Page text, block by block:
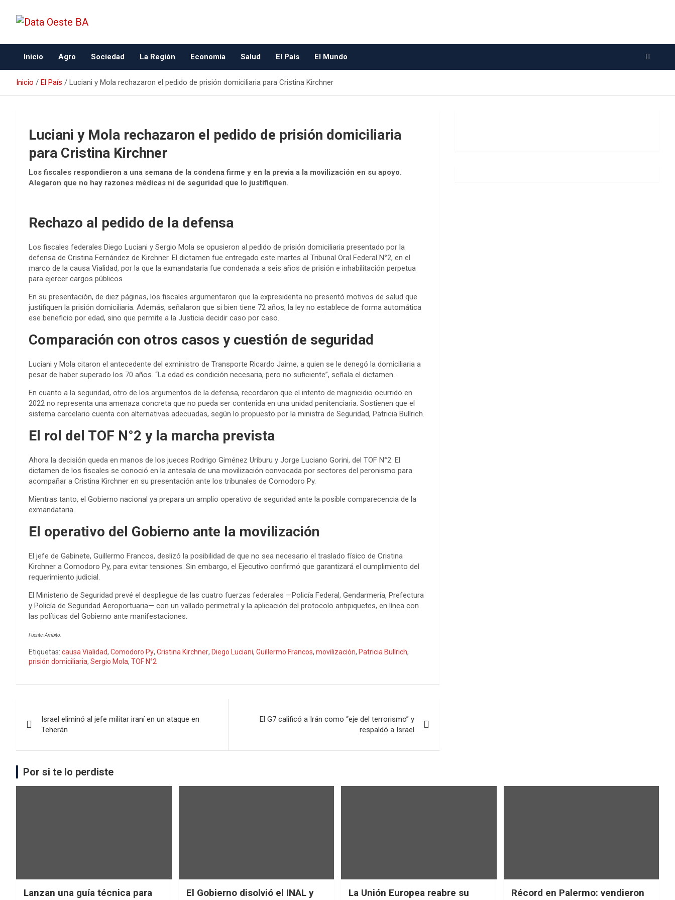
Data Oeste BA
Inicio Agro Sociedad La Región Economia Salud El País El Mundo
Inicio El País Luciani y Mola rechazaron el pedido de prisión domiciliaria para Cristina Kirchner
Luciani y Mola rechazaron el pedido de prisión domiciliaria
para Cristina Kirchner
Los fiscales respondieron a una semana de la condena firme y en la previa a la movilización en su apoyo.
Alegaron que no hay razones médicas ni de seguridad que lo justifiquen.
Rechazo al pedido de la defensa
Los fiscales federales Diego Luciani y Sergio Mola se opusieron al pedido de prisión domiciliaria presentado por la
defensa de Cristina Fernández de Kirchner. El dictamen fue entregado este martes al Tribunal Oral Federal N°2, en el
marco de la causa Vialidad, por la que la exmandataria fue condenada a seis años de prisión e inhabilitación perpetua
para ejercer cargos públicos.
En su presentación, de diez páginas, los fiscales argumentaron que la expresidenta no presentó motivos de salud que
justifiquen la prisión domiciliaria. Además, señalaron que si bien tiene 72 años, la ley no establece de forma automática
ese beneficio por edad, sino que permite a la Justicia decidir caso por caso.
Comparación con otros casos y cuestión de seguridad
Luciani y Mola citaron el antecedente del exministro de Transporte Ricardo Jaime, a quien se le denegó la domiciliaria a
pesar de haber superado los 70 años. “La edad es condición necesaria, pero no suficiente”, señala el dictamen.
En cuanto a la seguridad, otro de los argumentos de la defensa, recordaron que el intento de magnicidio ocurrido en
2022 no representa una amenaza concreta que no pueda ser contenida en una unidad penitenciaria. Sostienen que el
sistema carcelario cuenta con alternativas adecuadas, según lo propuesto por la ministra de Seguridad, Patricia Bullrich.
El rol del TOF N°2 y la marcha prevista
Ahora la decisión queda en manos de los jueces Rodrigo Giménez Uriburu y Jorge Luciano Gorini, del TOF N°2. El
dictamen de los fiscales se conoció en la antesala de una movilización convocada por sectores del peronismo para
acompañar a Cristina Kirchner en su presentación ante los tribunales de Comodoro Py.
Mientras tanto, el Gobierno nacional ya prepara un amplio operativo de seguridad ante la posible comparecencia de la
exmandataria.
El operativo del Gobierno ante la movilización
El jefe de Gabinete, Guillermo Francos, deslizó la posibilidad de que no sea necesario el traslado físico de Cristina
Kirchner a Comodoro Py, para evitar tensiones. Sin embargo, el Ejecutivo confirmó que garantizará el cumplimiento del
requerimiento judicial.
El Ministerio de Seguridad prevé el despliegue de las cuatro fuerzas federales —Policía Federal, Gendarmería, Prefectura
y Policía de Seguridad Aeroportuaria— con un vallado perimetral y la aplicación del protocolo antipiquetes, en línea con
las políticas del Gobierno ante manifestaciones.
Fuente: Ámbito.
Etiquetas: causa Vialidad, Comodoro Py, Cristina Kirchner, Diego Luciani, Guillermo Francos, movilización, Patricia Bullrich,
prisión domiciliaria, Sergio Mola, TOF N°2
Israel eliminó al jefe militar iraní en un ataque en
Teherán
El G7 calificó a Irán como “eje del terrorismo” y
respaldó a Israel
Por si te lo perdiste
Lanzan una guía técnica para
El Gobierno disolvió el INAL y
La Unión Europea reabre su
Récord en Palermo: vendieron